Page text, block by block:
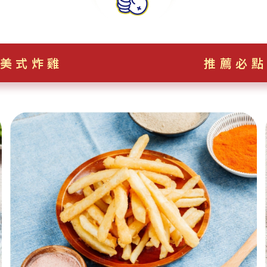
美式炸雞 推薦必點